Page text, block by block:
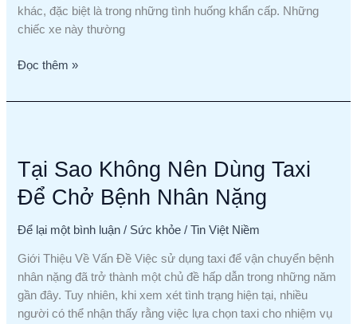
khác, đặc biệt là trong những tình huống khẩn cấp. Những
chiếc xe này thường
đi
khám
Đọc thêm »
Tại Sao Không Nên Dùng Taxi
Để Chở Bệnh Nhân Nặng
Để lại một bình luận / Sức khỏe /Tin Việt Niềm
Giới Thiệu Về Vấn Đề Việc sử dụng taxi để vận chuyển bệnh
nhân nặng đã trở thành một chủ đề hấp dẫn trong những năm
gần đây. Tuy nhiên, khi xem xét tình trạng hiện tại, nhiều
người có thể nhận thấy rằng việc lựa chọn taxi cho nhiệm vụ
Không
Nên
Dùng
Để
Chở
Bệnh
Nhân
Nặng